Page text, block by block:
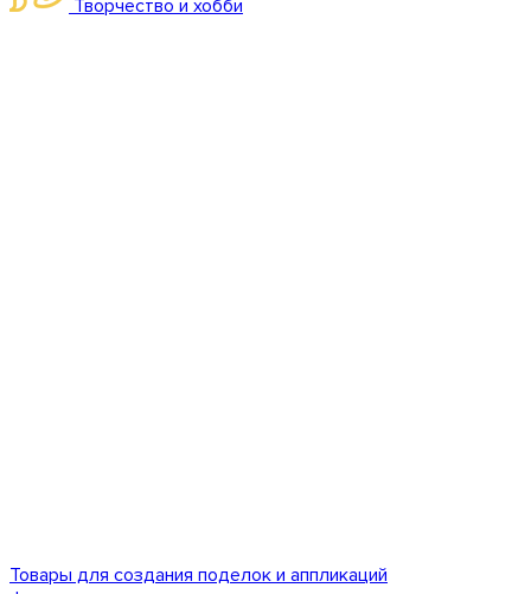
Творчество и хобби
Товары для создания поделок и аппликаций